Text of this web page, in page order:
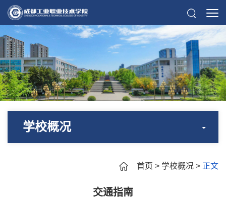
学校概况
首页 > 学校概况 > 正文
交通指南